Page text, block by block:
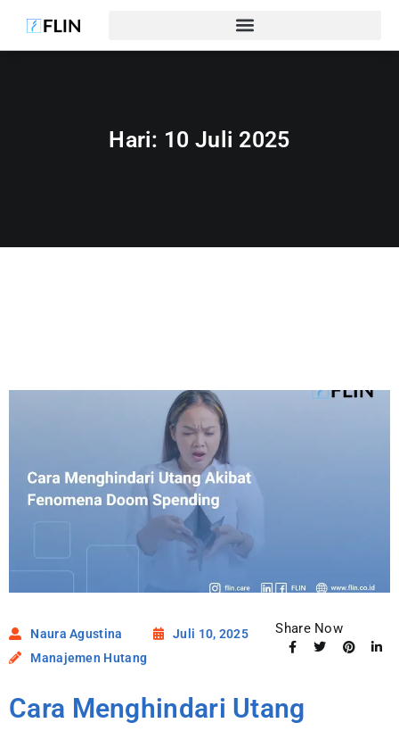
Hari: 10 Juli 2025
Naura Agustina
Juli 10, 2025
Manajemen Hutang
Share Now
Cara Menghindari Utang